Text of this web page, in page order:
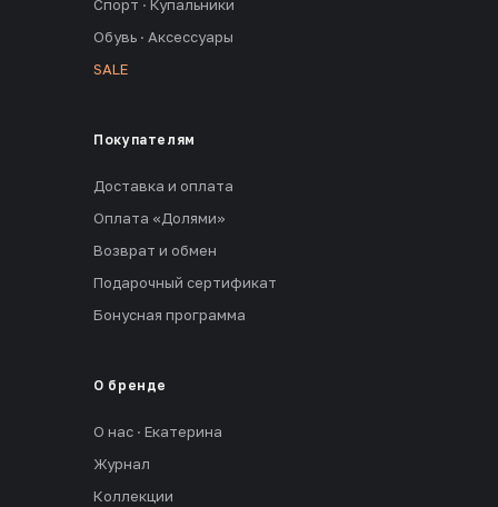
Спорт · Купальники
Обувь · Аксессуары
SALE
Покупателям
Доставка и оплата
Оплата «Долями»
Возврат и обмен
Подарочный сертификат
Бонусная программа
О бренде
О нас · Екатерина
Журнал
Коллекции